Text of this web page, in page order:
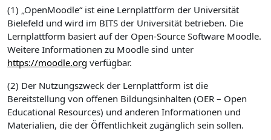
(1) „OpenMoodle“ ist eine Lernplattform der Universität
Bielefeld und wird im BITS der Universität betrieben. Die
Lernplattform basiert auf der Open-Source Software Moodle.
Weitere Informationen zu Moodle sind unter
https://moodle.org verfügbar.
(2) Der Nutzungszweck der Lernplattform ist die
Bereitstellung von offenen Bildungsinhalten (OER – Open
Educational Resources) und anderen Informationen und
Materialien, die der Öffentlichkeit zugänglich sein sollen.